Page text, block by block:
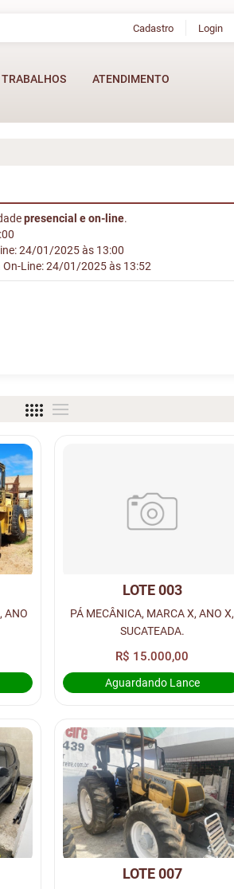
Cadastro Login
TRABALHOS ATENDIMENTO
presencial e on-line.
24/01/2025 às 13:00
Line: 24/01/2025 às 13:52
ANO
LOTE 003
PÁ MECÂNICA, MARCA X, ANO X,
SUCATEADA.
R$ 15.000,00
Aguardando Lance
LOTE 007